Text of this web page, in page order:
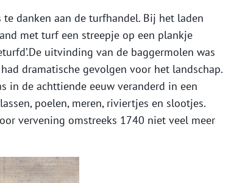
te danken aan de turfhandel. Bij het laden
met turf een streepje op een plankje
uitvinding van de baggermolen was
dramatische gevolgen voor het landschap.
in de achttiende eeuw veranderd in een
poelen, meren, riviertjes en slootjes.
vervening omstreeks 1740 niet veel meer